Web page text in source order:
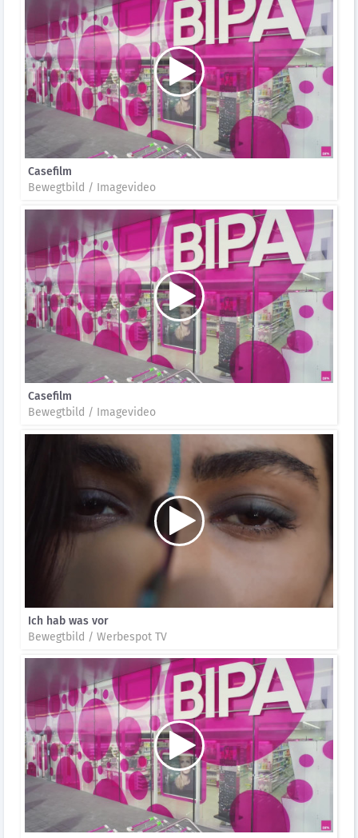
Casefilm
Bewegtbild / Imagevideo
Casefilm
Bewegtbild / Imagevideo
Ich hab was vor
Bewegtbild / Werbespot TV